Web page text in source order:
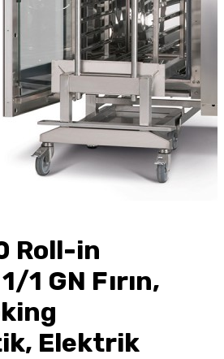
Roll-in
1 GN Fırın,
Elektrik